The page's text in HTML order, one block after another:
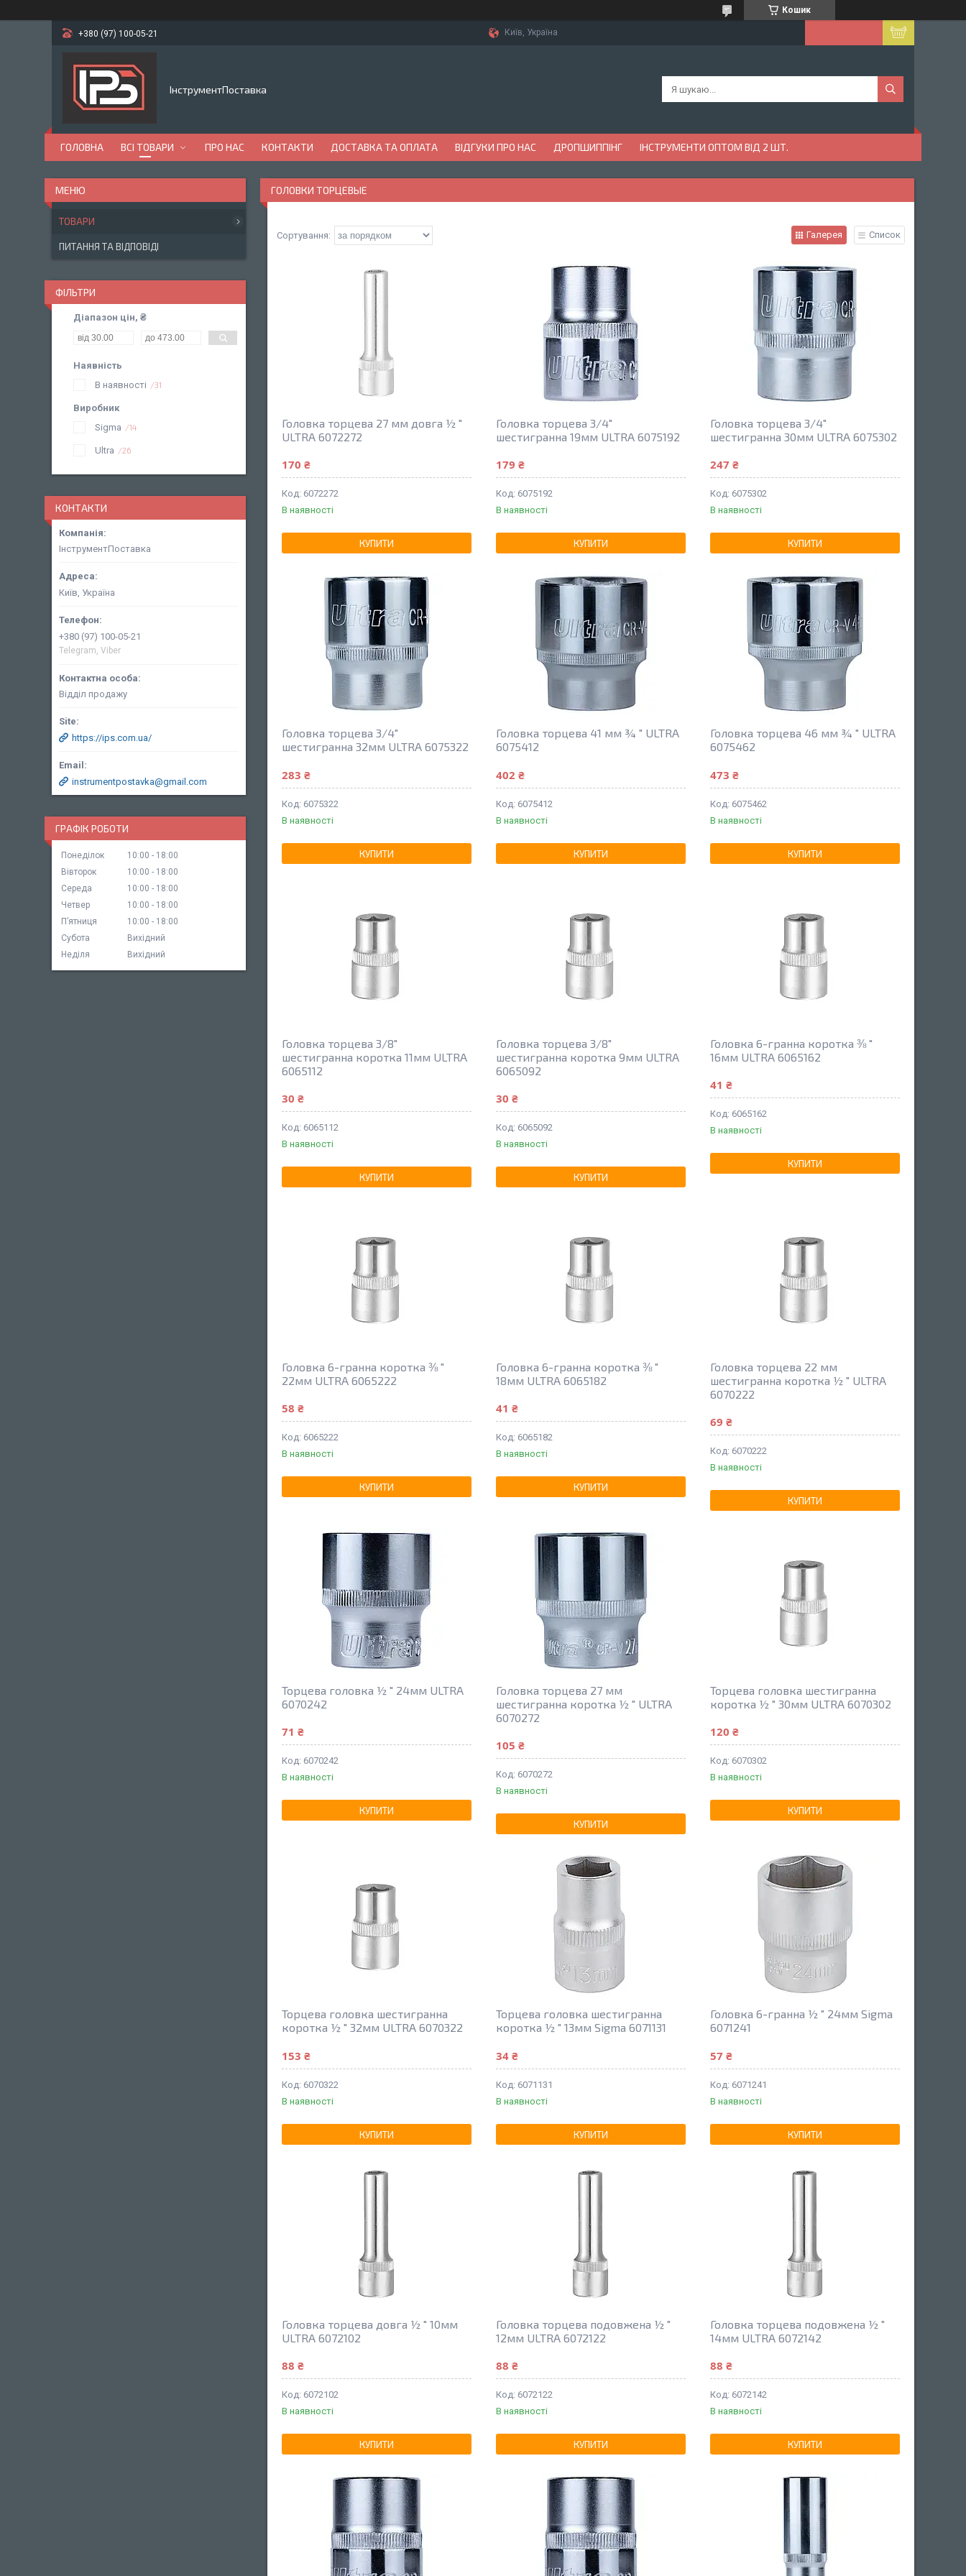
Кошик
+380 (97) 100-05-21 Київ, Україна
ІнструментПоставка
ГОЛОВНА ВСІ ТОВАРИ ПРО НАС КОНТАКТИ ДОСТАВКА ТА ОПЛАТА ВІДГУКИ ПРО НАС ДРОПШИППІНГ ІНСТРУМЕНТИ ОПТОМ ВІД 2 ШТ.
ГОЛОВКИ ТОРЦЕВЫЕ
Галерея Список
Головка торцева 27 мм довга ½ "
ULTRA 6072272
170 ₴
6072272
В наявності
КУПИТИ
Головка торцева 3/4"
шестигранна 19мм ULTRA 6075192
179 ₴
6075192
В наявності
КУПИТИ
Головка торцева 3/4"
шестигранна 30мм ULTRA 6075302
247 ₴
6075302
В наявності
КУПИТИ
Головка торцева 3/4"
шестигранна 32мм ULTRA 6075322
283 ₴
6075322
В наявності
КУПИТИ
Головка торцева 41 мм ¾ " ULTRA
6075412
402 ₴
6075412
В наявності
КУПИТИ
Головка торцева 46 мм ¾ " ULTRA
6075462
473 ₴
6075462
В наявності
КУПИТИ
Головка торцева 3/8"
шестигранна коротка 11мм ULTRA
6065112
30 ₴
6065112
В наявності
КУПИТИ
Головка торцева 3/8"
шестигранна коротка 9мм ULTRA
6065092
30 ₴
6065092
В наявності
КУПИТИ
Головка 6-гранна коротка ⅜ "
16мм ULTRA 6065162
41 ₴
6065162
В наявності
КУПИТИ
Головка 6-гранна коротка ⅜ "
22мм ULTRA 6065222
58 ₴
6065222
В наявності
КУПИТИ
Головка 6-гранна коротка ⅜ "
18мм ULTRA 6065182
41 ₴
6065182
В наявності
КУПИТИ
Головка торцева 22 мм
шестигранна коротка ½ " ULTRA
6070222
69 ₴
6070222
В наявності
КУПИТИ
Торцева головка ½ " 24мм ULTRA
6070242
71 ₴
6070242
В наявності
КУПИТИ
Головка торцева 27 мм
шестигранна коротка ½ " ULTRA
6070272
105 ₴
6070272
В наявності
КУПИТИ
Торцева головка шестигранна
коротка ½ " 30мм ULTRA 6070302
120 ₴
6070302
В наявності
КУПИТИ
Торцева головка шестигранна
коротка ½ " 32мм ULTRA 6070322
153 ₴
6070322
В наявності
КУПИТИ
Торцева головка шестигранна
коротка ½ " 13мм Sigma 6071131
34 ₴
6071131
В наявності
КУПИТИ
Головка 6-гранна ½ " 24мм Sigma
6071241
57 ₴
6071241
В наявності
КУПИТИ
Головка торцева довга ½ " 10мм
ULTRA 6072102
88 ₴
6072102
В наявності
КУПИТИ
Головка торцева подовжена ½ "
12мм ULTRA 6072122
88 ₴
6072122
В наявності
КУПИТИ
Головка торцева подовжена ½ "
14мм ULTRA 6072142
88 ₴
6072142
В наявності
КУПИТИ
ТОВАРИ
ПИТАННЯ ТА ВІДПОВІДІ
ФІЛЬТРИ
Діапазон цін, ₴
Наявність
В наявності
31
Виробник
Sigma
14
Ultra 26
КОНТАКТИ
ІнструментПоставка
Київ, Україна
+380 (97) 100-05-21
Telegram, Viber
Відділ продажу
https://ips.com.ua/
instrumentpostavka@gmail.com
ГРАФІК РОБОТИ
Понеділок 10:00
18:00
Вівторок
10:00
18:00
Середа
10:00
18:00
Четвер
10:00
18:00
Пʼятниця
10:00
18:00
Субота
Вихідний
Неділя
Вихідний